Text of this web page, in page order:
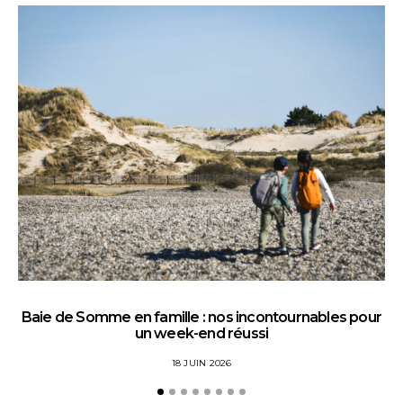
Baie de Somme en famille : nos incontournables pour
un week-end réussi
18 JUIN 2026